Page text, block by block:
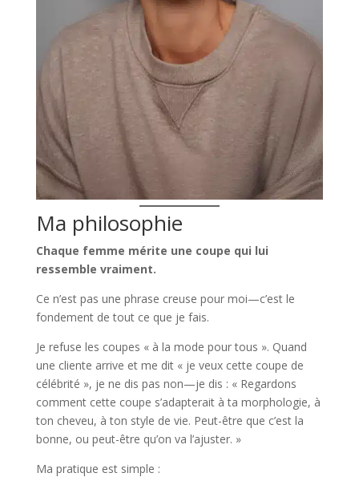
Ma philosophie
Chaque femme mérite une coupe qui lui
ressemble vraiment.
Ce n’est pas une phrase creuse pour moi—c’est le
fondement de tout ce que je fais.
Je refuse les coupes « à la mode pour tous ». Quand
une cliente arrive et me dit « je veux cette coupe de
célébrité », je ne dis pas non—je dis : « Regardons
comment cette coupe s’adapterait à ta morphologie, à
ton cheveu, à ton style de vie. Peut-être que c’est la
bonne, ou peut-être qu’on va l’ajuster. »
Ma pratique est simple :